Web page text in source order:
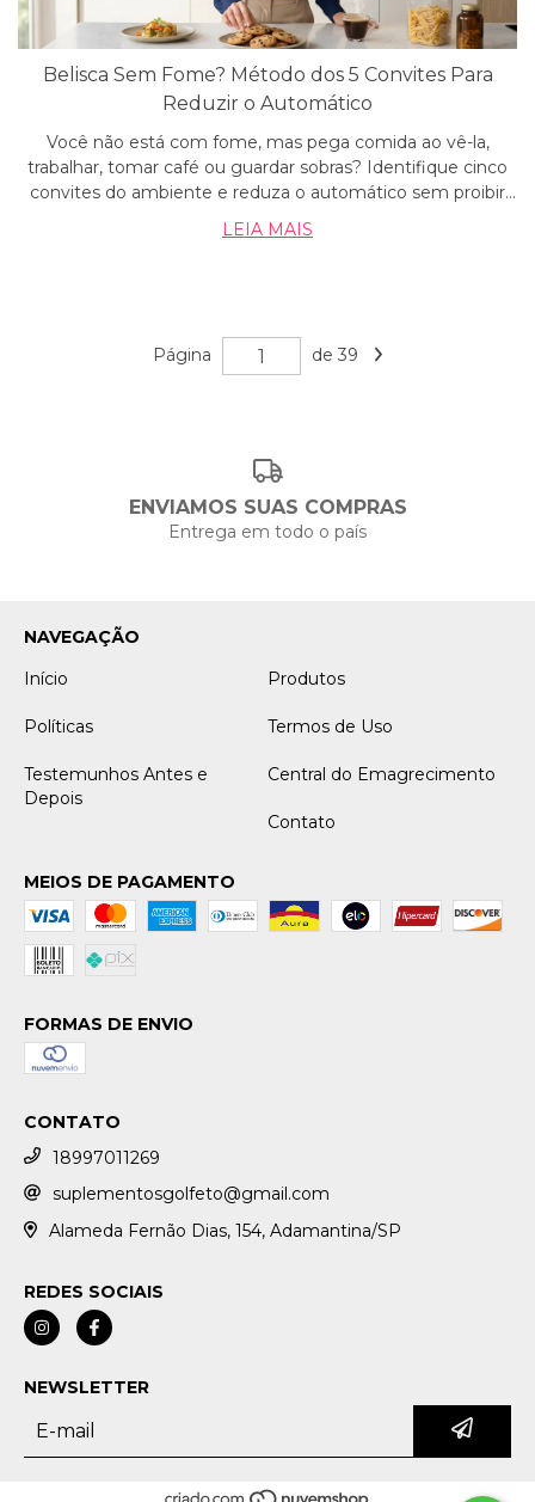
Belisca Sem Fome? Método dos 5 Convites Para
Reduzir o Automático
Você não está com fome, mas pega comida ao vê-la,
trabalhar, tomar café ou guardar sobras? Identifique cinco
convites do ambiente e reduza o automático sem proibir
alimentos.
LEIA MAIS
Página de 39
ENVIAMOS SUAS COMPRAS
Entrega em todo o país
NAVEGAÇÃO
Início
Produtos
Políticas Termos de Uso
Testemunhos Antes e
Depois
Central do Emagrecimento
Contato
MEIOS DE PAGAMENTO
FORMAS DE ENVIO
CONTATO
18997011269
suplementosgolfeto@gmail.com
Alameda Fernão Dias, 154, Adamantina/SP
REDES SOCIAIS
NEWSLETTER